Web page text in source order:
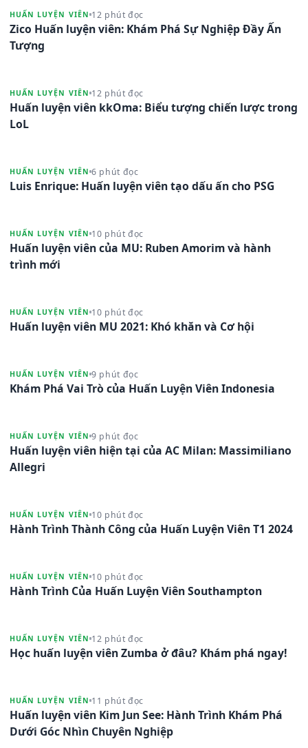
HUẤN LUYỆN VIÊN 12 phút đọc
Zico Huấn luyện viên: Khám Phá Sự Nghiệp Đầy Ấn
Tượng
HUẤN LUYỆN VIÊN 12 phút đọc
Huấn luyện viên kkOma: Biểu tượng chiến lược trong
LoL
HUẤN LUYỆN VIÊN 6 phút đọc
Luis Enrique: Huấn luyện viên tạo dấu ấn cho PSG
HUẤN LUYỆN VIÊN 10 phút đọc
Huấn luyện viên của MU: Ruben Amorim và hành
trình mới
HUẤN LUYỆN VIÊN 10 phút đọc
Huấn luyện viên MU 2021: Khó khăn và Cơ hội
HUẤN LUYỆN VIÊN 9 phút đọc
Khám Phá Vai Trò của Huấn Luyện Viên Indonesia
HUẤN LUYỆN VIÊN 9 phút đọc
Huấn luyện viên hiện tại của AC Milan: Massimiliano
Allegri
HUẤN LUYỆN VIÊN 10 phút đọc
Hành Trình Thành Công của Huấn Luyện Viên T1 2024
HUẤN LUYỆN VIÊN 10 phút đọc
Hành Trình Của Huấn Luyện Viên Southampton
HUẤN LUYỆN VIÊN 12 phút đọc
Học huấn luyện viên Zumba ở đâu? Khám phá ngay!
HUẤN LUYỆN VIÊN 11 phút đọc
Huấn luyện viên Kim Jun See: Hành Trình Khám Phá
Dưới Góc Nhìn Chuyên Nghiệp